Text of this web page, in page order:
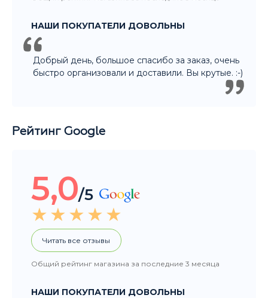
НАШИ ПОКУПАТЕЛИ ДОВОЛЬНЫ
Добрый день, большое спасибо за заказ, очень
быстро организовали и доставили. Вы крутые. :-)
Рейтинг Google
5,0/5
Читать все отзывы
Общий рейтинг магазина за последние 3 месяца
НАШИ ПОКУПАТЕЛИ ДОВОЛЬНЫ